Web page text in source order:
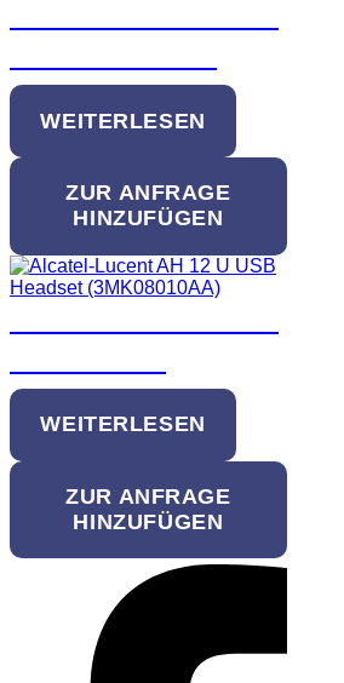
WEITERLESEN
ZUR ANFRAGE
HINZUFÜGEN
WEITERLESEN
ZUR ANFRAGE
HINZUFÜGEN